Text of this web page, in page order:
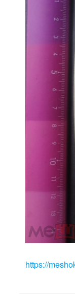
https://